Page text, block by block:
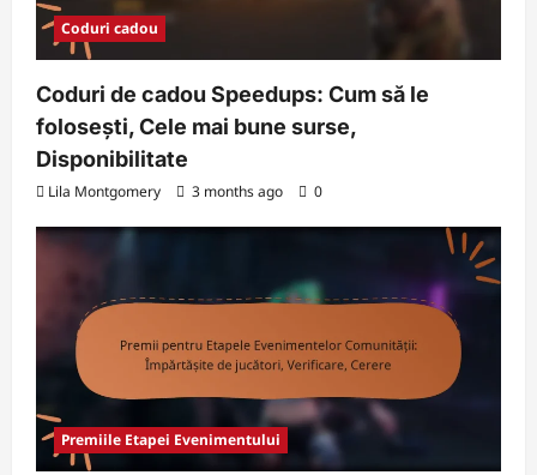
Coduri cadou
Coduri de cadou Speedups: Cum să le
folosești, Cele mai bune surse,
Disponibilitate
Lila Montgomery 3 months ago 0
Premiile Etapei Evenimentului